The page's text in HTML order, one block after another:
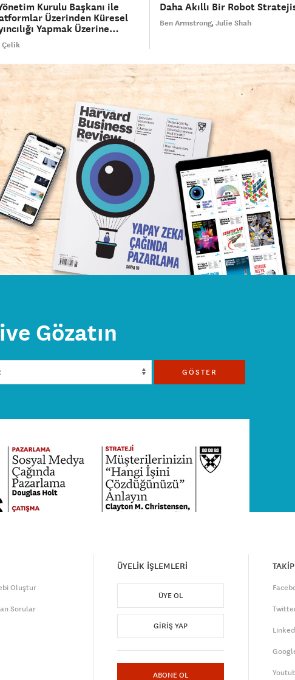
Kurulu Başkanı ile
Üzerinden Küresel
Yapmak Üzerine…
Çelik
Daha Akıllı Bir Robot
Ben Armstrong Julie Shah
Gözatın
GÖSTER
Oluştur
Sorular
ÜYELİK İŞLEMLERİ
ÜYE OL
GIRIŞ YAP
ABONE OL